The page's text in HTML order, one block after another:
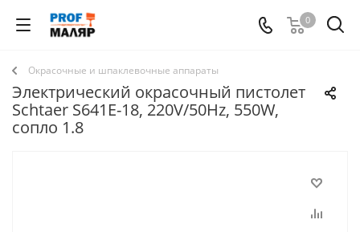
0
Окрасочные и шпаклевочные аппараты
Электрический окрасочный пистолет
Schtaer S641E-18, 220V/50Hz, 550W,
сопло 1.8